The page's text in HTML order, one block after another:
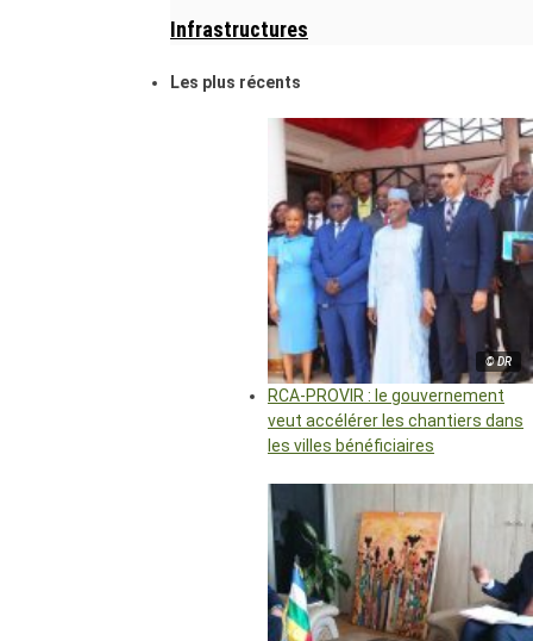
Infrastructures
Les plus récents
© DR
RCA-PROVIR : le gouvernement
veut accélérer les chantiers dans
les villes bénéficiaires